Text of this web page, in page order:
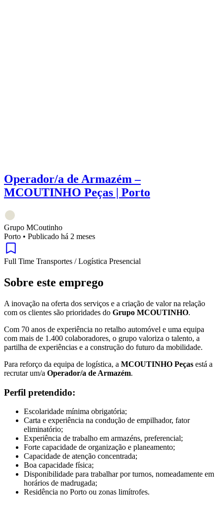
Operador/a de Armazém –
MCOUTINHO Peças | Porto
Grupo MCoutinho
Porto • Publicado há 2 meses
Full Time Transportes / Logística Presencial
Sobre este emprego
A inovação na oferta dos serviços e a criação de valor na relação
com os clientes são prioridades do Grupo MCOUTINHO.
Com 70 anos de experiência no retalho automóvel e uma equipa
com mais de 1.400 colaboradores, o grupo valoriza o talento, a
partilha de experiências e a construção do futuro da mobilidade.
Para reforço da equipa de logística, a MCOUTINHO Peças está a
recrutar um/a Operador/a de Armazém.
Perfil pretendido:
Escolaridade mínima obrigatória;
Carta e experiência na condução de empilhador, fator
eliminatório;
Experiência de trabalho em armazéns, preferencial;
Forte capacidade de organização e planeamento;
Capacidade de atenção concentrada;
Boa capacidade física;
Disponibilidade para trabalhar por turnos, nomeadamente em
horários de madrugada;
Residência no Porto ou zonas limítrofes.